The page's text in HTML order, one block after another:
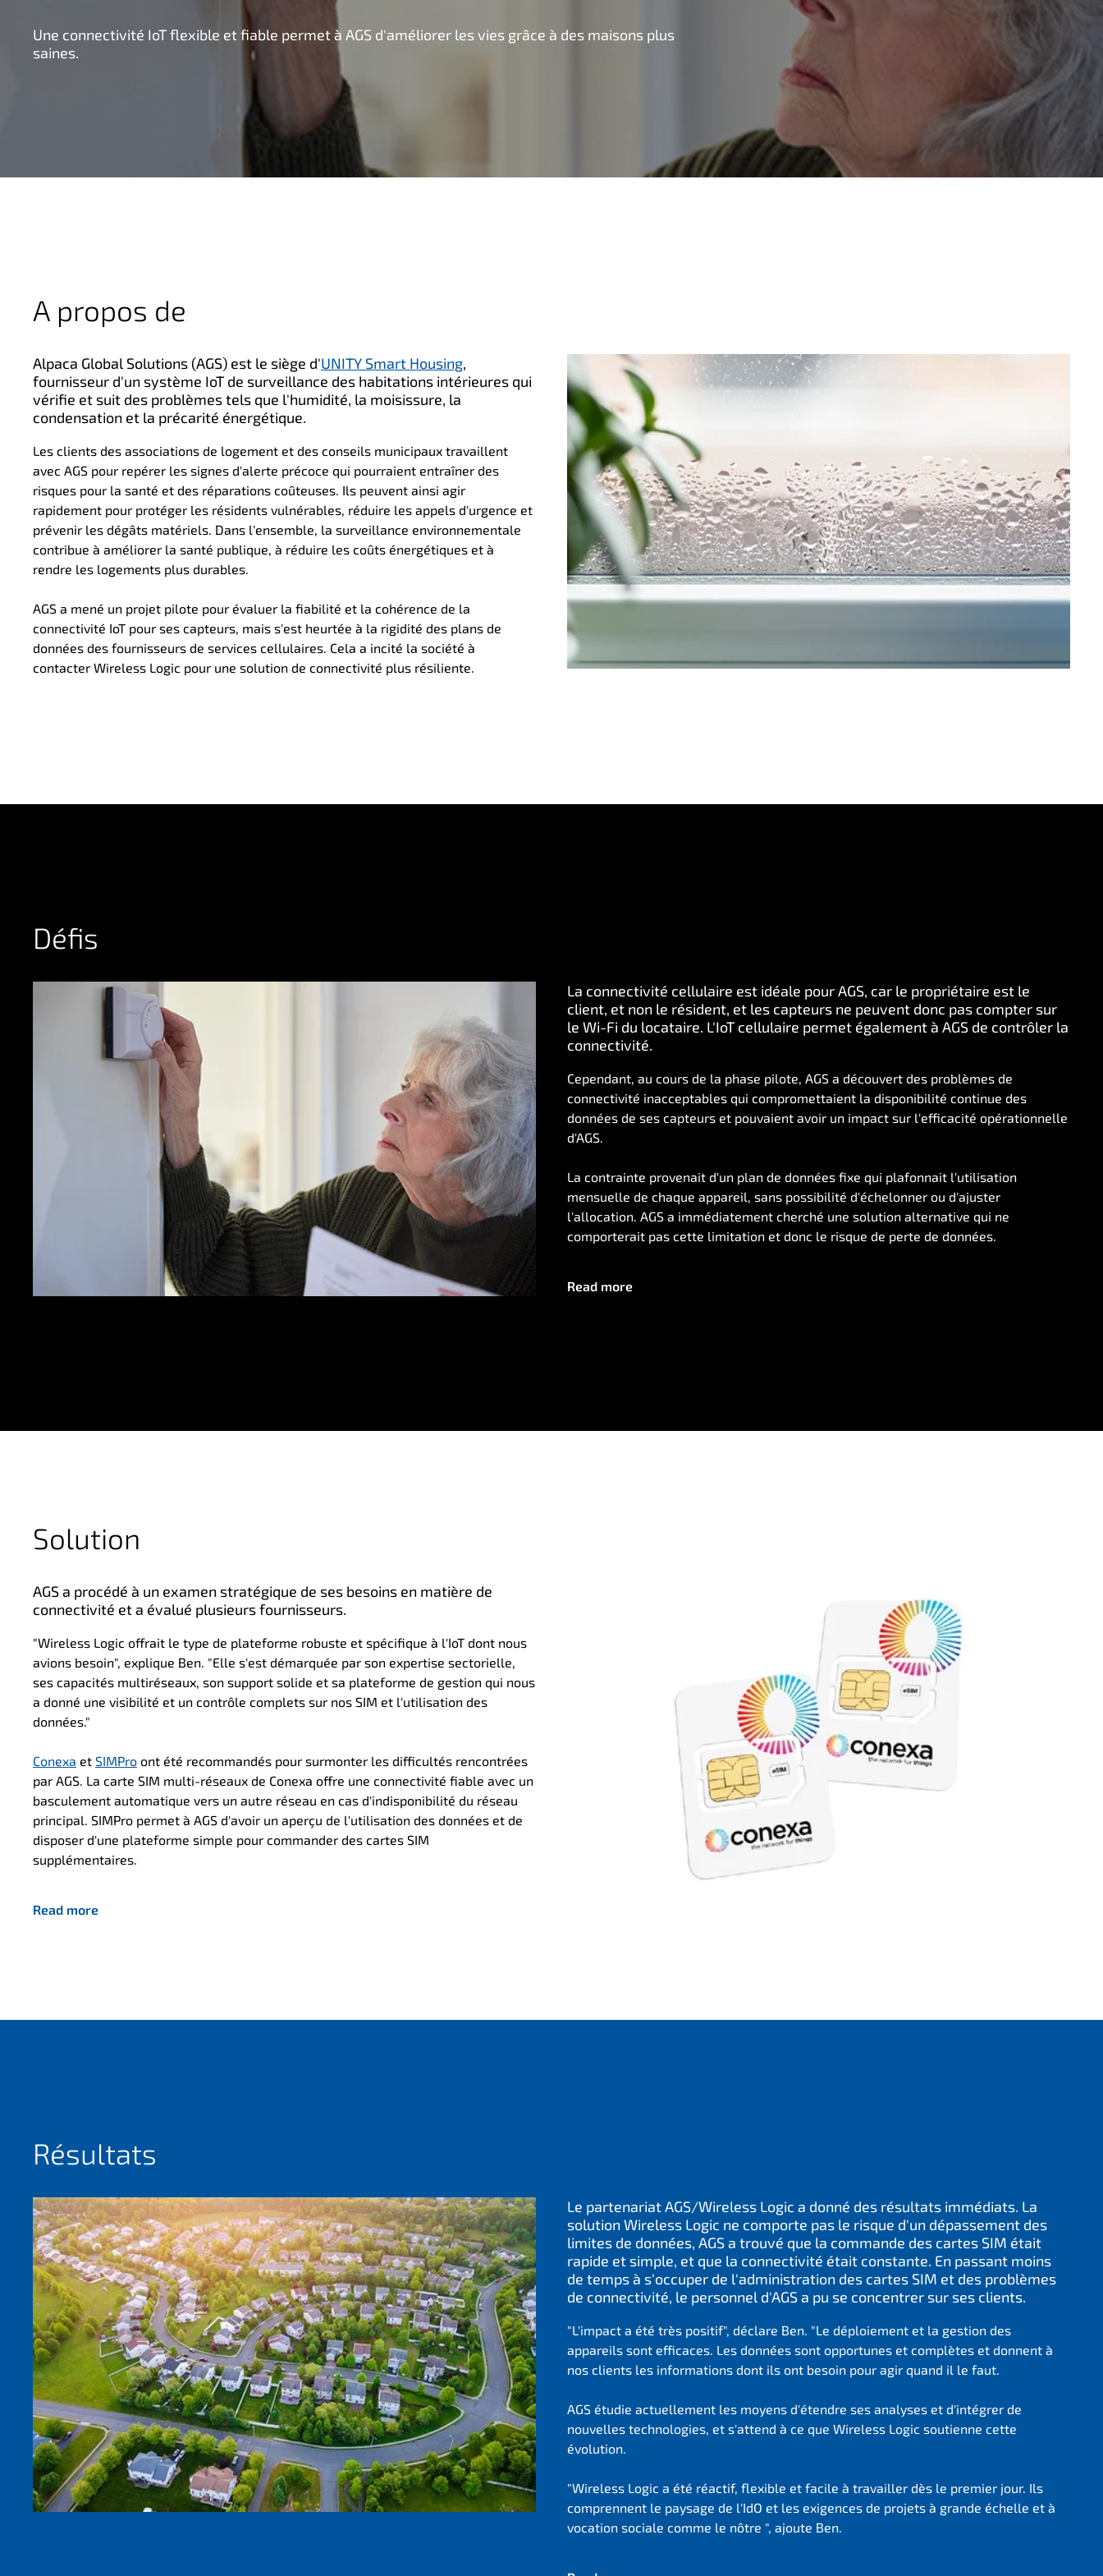
Une connectivité IoT flexible et fiable permet à AGS d'améliorer les vies grâce à des maisons plus
saines.
A propos de
Alpaca Global Solutions (AGS) est le siège d'UNITY Smart Housing,
fournisseur d'un système IoT de surveillance des habitations intérieures qui
vérifie et suit des problèmes tels que l'humidité, la moisissure, la
condensation et la précarité énergétique.
Les clients des associations de logement et des conseils municipaux travaillent
avec AGS pour repérer les signes d'alerte précoce qui pourraient entraîner des
risques pour la santé et des réparations coûteuses. Ils peuvent ainsi agir
rapidement pour protéger les résidents vulnérables, réduire les appels d'urgence et
prévenir les dégâts matériels. Dans l'ensemble, la surveillance environnementale
contribue à améliorer la santé publique, à réduire les coûts énergétiques et à
rendre les logements plus durables.
AGS a mené un projet pilote pour évaluer la fiabilité et la cohérence de la
connectivité IoT pour ses capteurs, mais s'est heurtée à la rigidité des plans de
données des fournisseurs de services cellulaires. Cela a incité la société à
contacter Wireless Logic pour une solution de connectivité plus résiliente.
Défis
La connectivité cellulaire est idéale pour AGS, car le propriétaire est le
client, et non le résident, et les capteurs ne peuvent donc pas compter sur
le Wi-Fi du locataire. L'IoT cellulaire permet également à AGS de contrôler la
connectivité.
Cependant, au cours de la phase pilote, AGS a découvert des problèmes de
connectivité inacceptables qui compromettaient la disponibilité continue des
données de ses capteurs et pouvaient avoir un impact sur l'efficacité opérationnelle
d'AGS.
La contrainte provenait d'un plan de données fixe qui plafonnait l'utilisation
mensuelle de chaque appareil, sans possibilité d'échelonner ou d'ajuster
l'allocation. AGS a immédiatement cherché une solution alternative qui ne
comporterait pas cette limitation et donc le risque de perte de données.
Read more
Solution
AGS a procédé à un examen stratégique de ses besoins en matière de
connectivité et a évalué plusieurs fournisseurs.
"Wireless Logic offrait le type de plateforme robuste et spécifique à l'IoT dont nous
avions besoin", explique Ben. "Elle s'est démarquée par son expertise sectorielle,
ses capacités multiréseaux, son support solide et sa plateforme de gestion qui nous
a donné une visibilité et un contrôle complets sur nos SIM et l'utilisation des
données."
Conexa et SIMPro ont été recommandés pour surmonter les difficultés rencontrées
par AGS. La carte SIM multi-réseaux de Conexa offre une connectivité fiable avec un
basculement automatique vers un autre réseau en cas d'indisponibilité du réseau
principal. SIMPro permet à AGS d'avoir un aperçu de l'utilisation des données et de
disposer d'une plateforme simple pour commander des cartes SIM
supplémentaires.
Read more
Résultats
Le partenariat AGS/Wireless Logic a donné des résultats immédiats. La
solution Wireless Logic ne comporte pas le risque d'un dépassement des
limites de données, AGS a trouvé que la commande des cartes SIM était
rapide et simple, et que la connectivité était constante. En passant moins
de temps à s'occuper de l'administration des cartes SIM et des problèmes
de connectivité, le personnel d'AGS a pu se concentrer sur ses clients.
"L'impact a été très positif", déclare Ben. "Le déploiement et la gestion des
appareils sont efficaces. Les données sont opportunes et complètes et donnent à
nos clients les informations dont ils ont besoin pour agir quand il le faut.
AGS étudie actuellement les moyens d'étendre ses analyses et d'intégrer de
nouvelles technologies, et s'attend à ce que Wireless Logic soutienne cette
évolution.
"Wireless Logic a été réactif, flexible et facile à travailler dès le premier jour. Ils
comprennent le paysage de l'IdO et les exigences de projets à grande échelle et à
vocation sociale comme le nôtre ", ajoute Ben.